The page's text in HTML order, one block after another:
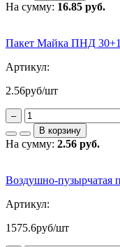
На сумму: 16.85 руб.
Пакет Майка ПНД
Артикул:
2.56руб/шт
–
В корзину
На сумму: 2.56 руб.
Воздушно-пузырчатая
Артикул:
1575.6руб/шт